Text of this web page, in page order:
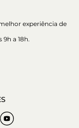
experiência de
a 18h.